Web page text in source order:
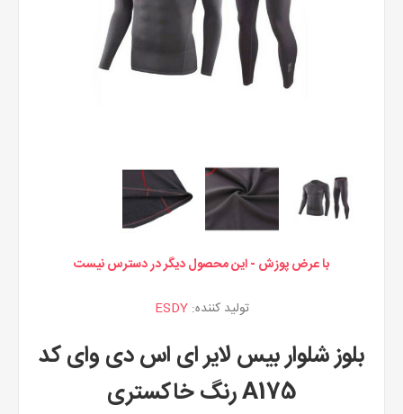
با عرض پوزش - این محصول دیگر در دسترس نیست
تولید کننده: ESDY
بلوز شلوار بیس لایر ای اس دی وای کد
A175 رنگ خاکستری